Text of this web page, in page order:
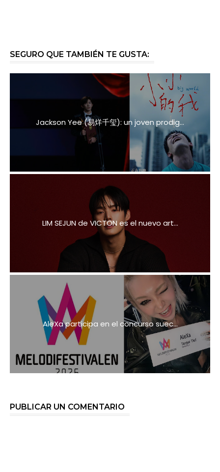
SEGURO QUE TAMBIÉN TE GUSTA:
Jackson Yee (易烊千玺): un joven prodig...
LIM SEJUN de VICTON es el nuevo art...
AleXa participa en el concurso suec...
PUBLICAR UN COMENTARIO